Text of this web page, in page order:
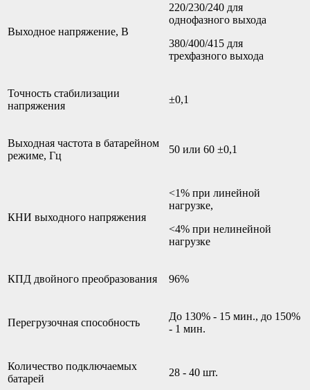
Выходное напряжение, В
220/230/240 для
однофазного выхода
380/400/415 для
трехфазного выхода
Точность стабилизации
напряжения
±0,1
Выходная частота в батарейном
режиме, Гц
50 или 60 ±0,1
КНИ выходного напряжения
<1% при линейной
нагрузке,
<4% при нелинейной
нагрузке
КПД двойного преобразования 96%
Перегрузочная способность
До 130% - 15 мин., до 150%
- 1 мин.
Количество подключаемых
батарей
28 - 40 шт.